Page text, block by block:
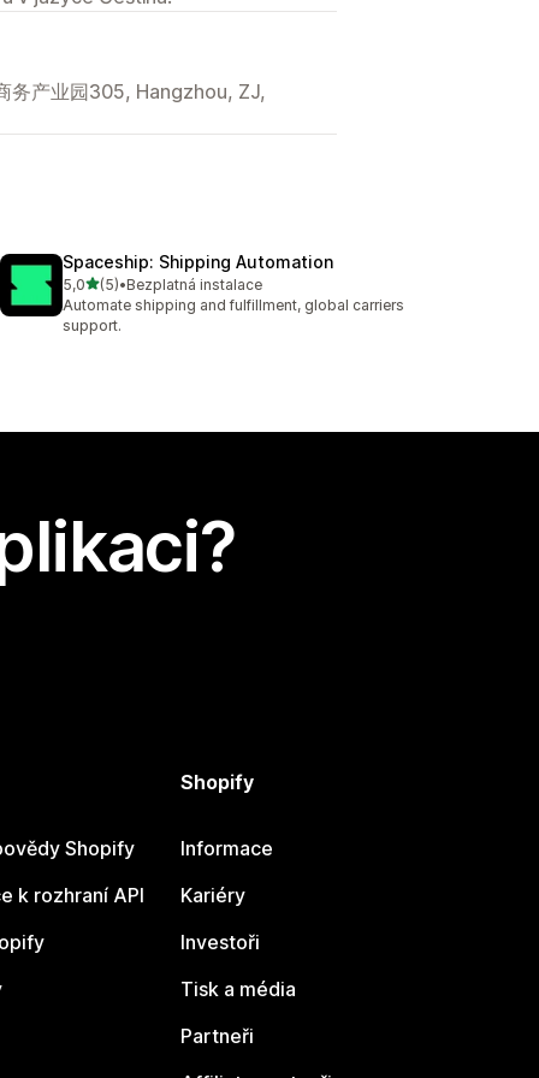
务产业园305, Hangzhou, ZJ,
Spaceship: Shipping Automation
5,0z 5 hvězd
(5)
Celkový počet recenzí: 5
•Bezplatná instalace
Automate shipping and fulfillment, global carriers
support.
Shopify
k rozhraní API
Shopify
Informace
Kariéry
Investoři
Tisk a média
Partneři